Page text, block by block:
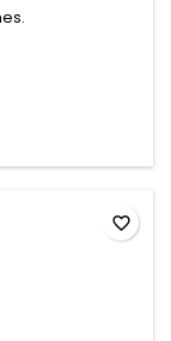
favorite_border